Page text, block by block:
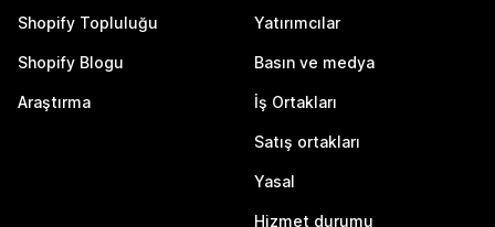
Shopify Topluluğu
Shopify Blogu
Araştırma
Yatırımcılar
Basın ve medya
İş Ortakları
Satış ortakları
Yasal
Hizmet durumu